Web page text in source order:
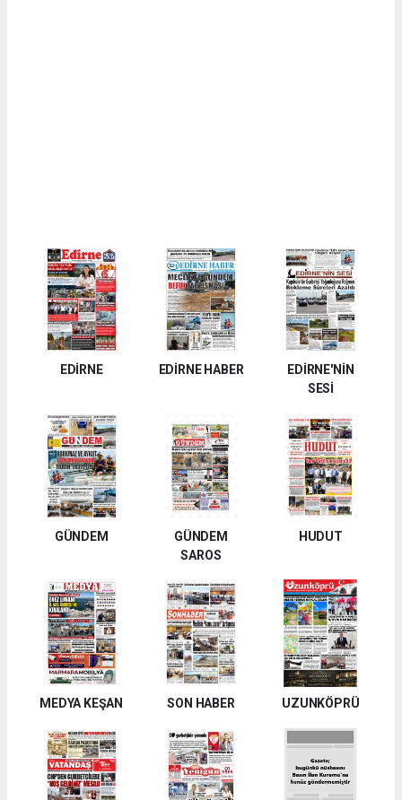
EDİRNE EDİRNE HABER
EDİRNE'NİN
SESİ
GÜNDEM
GÜNDEM
SAROS
HUDUT
MEDYA KEŞAN SON HABER UZUNKÖPRÜ